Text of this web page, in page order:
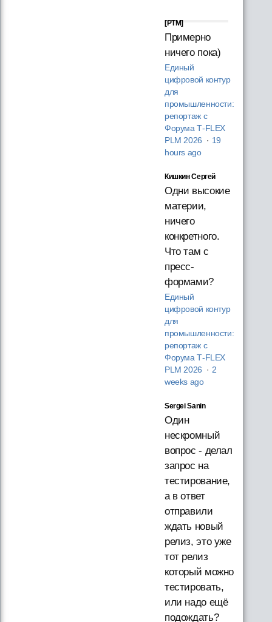
[PTM]
Примерно
ничего пока)
Единый
цифровой контур
для
промышленности:
репортаж с
Форума T‑FLEX
PLM 2026 · 19
hours ago
Кишкин Сергей
Одни высокие
материи,
ничего
конкретного.
Что там с
пресс-
формами?
Единый
цифровой контур
для
промышленности:
репортаж с
Форума T‑FLEX
PLM 2026 · 2
weeks ago
Sergei Sanin
Один
нескромный
вопрос - делал
запрос на
тестирование,
а в ответ
отправили
ждать новый
релиз, это уже
тот релиз
который можно
тестировать,
или надо ещё
подождать?